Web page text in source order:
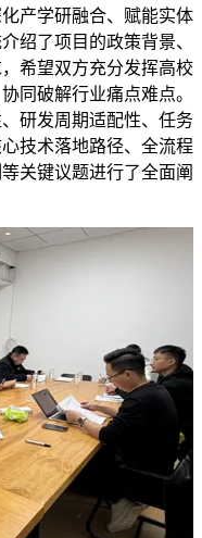
产学研融合、赋能实体
绍了项目的政策背景、
希望双方充分发挥高校
同破解行业痛点难点。
研发周期适配性、任务
技术落地路径、全流程
关键议题进行了全面阐